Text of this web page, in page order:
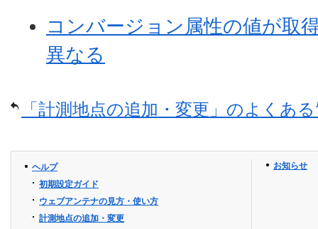
コンバージョン属性の値が取
異なる
「計測地点の追加・変更」のよくあ
ヘルプ
初期設定ガイド
ウェブアンテナの見方・使い方
計測地点の追加・変更
お知らせ